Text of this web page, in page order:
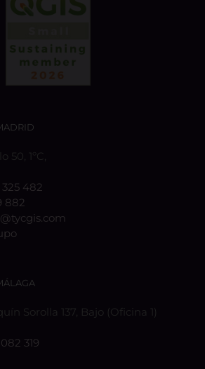
50, 1ºC,
325 482
882
Sorolla 137, Bajo (Oficina 1)
319